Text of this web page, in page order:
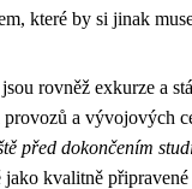
které by si jinak
rovněž exkurze a
provozů a vývojových
před dokončením
kvalitně připravené